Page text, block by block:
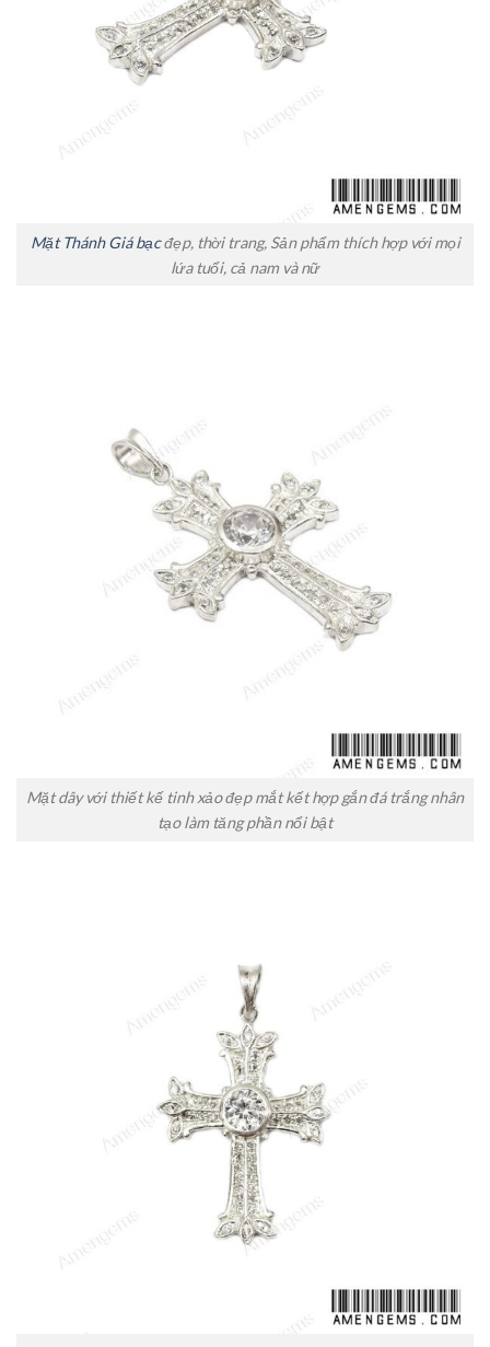
Mặt Thánh Giá bạcđẹp, thời trang, Sản phẩm thích hợp với mọi
lứa tuổi, cả nam và nữ
Mặt dây với thiết kế tinh xảo đẹp mắt kết hợp gắn đá trắng nhân
tạo làm tăng phần nổi bật